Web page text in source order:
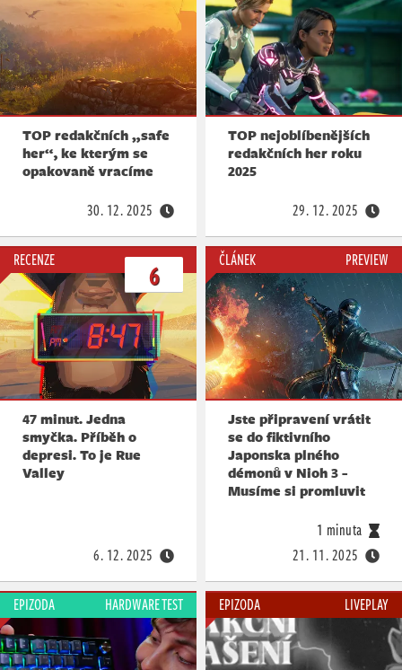
TOP redakčních „safe
her“, ke kterým se
opakovaně vracíme
30. 12. 2025
TOP nejoblíbenějších
redakčních her roku
2025
29. 12. 2025
RECENZE 6
47 minut. Jedna
smyčka. Příběh o
depresi. To je Rue
Valley
6. 12. 2025
ČLÁNEK PREVIEW
Jste připravení vrátit
se do fiktivního
Japonska plného
démonů v Nioh 3 -
Musíme si promluvit
1 minuta
21. 11. 2025
EPIZODA HARDWARE TEST EPIZODA LIVEPLAY